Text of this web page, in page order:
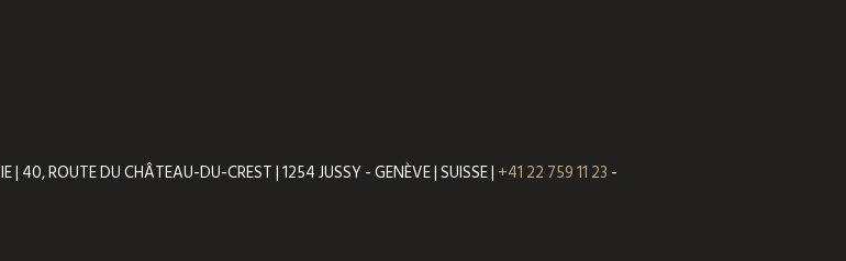
40, ROUTE DU CHÂTEAU-DU-CREST | 1254 JUSSY - GENÈVE | SUISSE |+41 22 759 11 23 -